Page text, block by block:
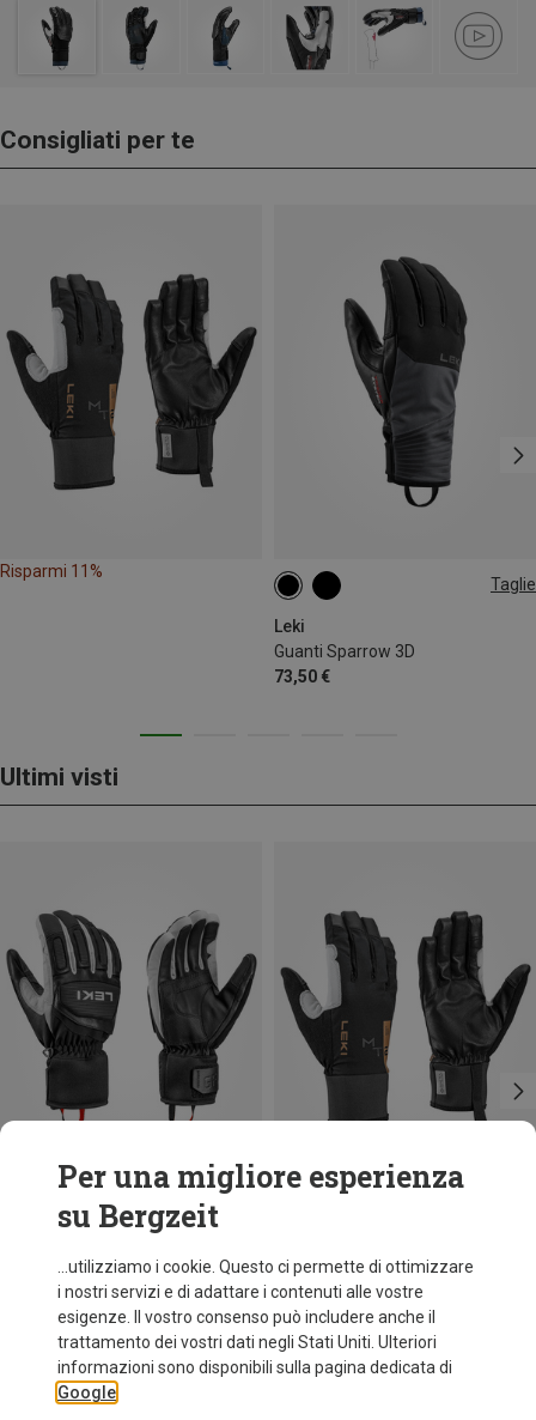
Consigliati per te
Risparmi 11%
Taglie
Leki
Guanti Sparrow 3D
73,50 €
10
Ultimi visti
Risparmi 41%
Per una migliore esperienza
su Bergzeit
...utilizziamo i cookie. Questo ci permette di ottimizzare
i nostri servizi e di adattare i contenuti alle vostre
esigenze. Il vostro consenso può includere anche il
trattamento dei vostri dati negli Stati Uniti. Ulteriori
informazioni sono disponibili sulla pagina dedicata di
Google